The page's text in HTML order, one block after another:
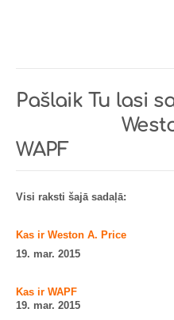
Pašlaik Tu lasi
WAPF
Visi raksti šajā sadaļā:
Kas ir Weston A. Price
19. mar. 2015
Kas ir WAPF
19. mar. 2015